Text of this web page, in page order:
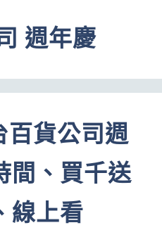
週年慶
百貨公司週
間、買千送
線上看